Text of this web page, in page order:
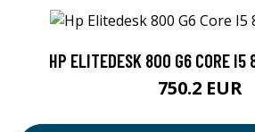
HP ELITEDESK 800 G6 CORE I5
750.2 EUR